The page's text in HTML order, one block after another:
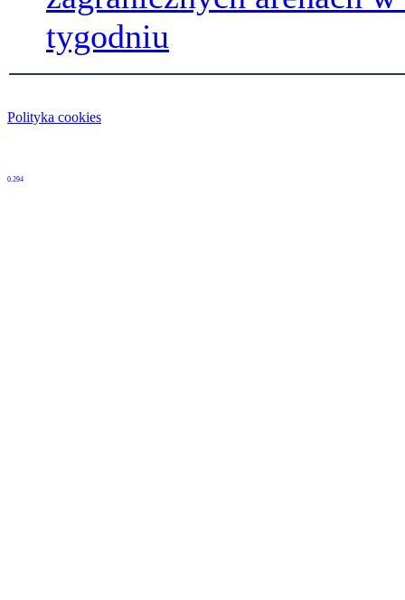
tygodniu
Polityka cookies
0.294